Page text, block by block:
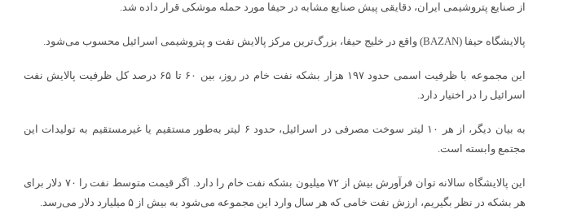
از صنایع پتروشیمی ایران، دقایقی پیش صنایع مشابه در حیفا مورد حمله موشکی قرار داده شد.
پالایشگاه حیفا (BAZAN) واقع در خلیج حیفا، بزرگ‌ترین مرکز پالایش نفت و پتروشیمی اسرائیل محسوب می‌شود.
این مجموعه با ظرفیت اسمی حدود ۱۹۷ هزار بشکه نفت خام در روز، بین ۶۰ تا ۶۵ درصد کل ظرفیت پالایش نفت
اسرائیل را در اختیار دارد.
به بیان دیگر، از هر ۱۰ لیتر سوخت مصرفی در اسرائیل، حدود ۶ لیتر به‌طور مستقیم یا غیرمستقیم به تولیدات این
مجتمع وابسته است.
این پالایشگاه سالانه توان فرآورش بیش از ۷۲ میلیون بشکه نفت خام را دارد. اگر قیمت متوسط نفت را ۷۰ دلار برای
هر بشکه در نظر بگیریم، ارزش نفت خامی که هر سال وارد این مجموعه می‌شود به بیش از ۵ میلیارد دلار می‌رسد.